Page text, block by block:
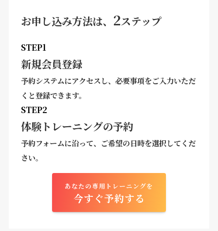
お申し込み方法は、 2ステップ
STEP1
新規会員登録
予約システムにアクセスし、必要事項をご入力いただ
くと登録できます。
STEP2
体験トレーニングの予約
予約フォームに沿って、ご希望の日時を選択してくだ
さい。
あなたの専用トレーニングを
今すぐ予約する